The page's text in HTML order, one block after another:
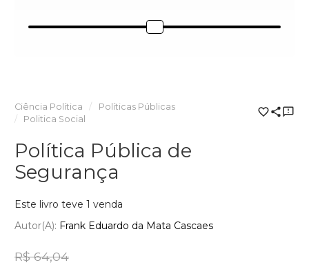
Ciência Política
Políticas Públicas
Politica Social
Política Pública de
Segurança
Este livro teve 1 venda
Autor(a): Frank Eduardo da Mata Cascaes
R$ 64,04